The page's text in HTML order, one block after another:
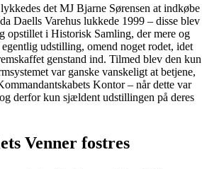
det MJ Bjarne Sørensen at indkøbe
Daells Varehus lukkede 1999 – disse blev
opstillet i Historisk Samling, der mere og
udstilling, omend noget rodet, idet
genstand ind. Tilmed blev den kun
var ganske vanskeligt at betjene,
Kontor – når dette var
derfor kun sjældent udstillingen på deres
Venner fostres